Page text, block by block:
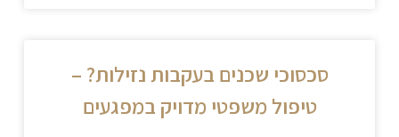
סכסוכי שכנים בעקבות נזילות? –
טיפול משפטי מדויק במפגעים